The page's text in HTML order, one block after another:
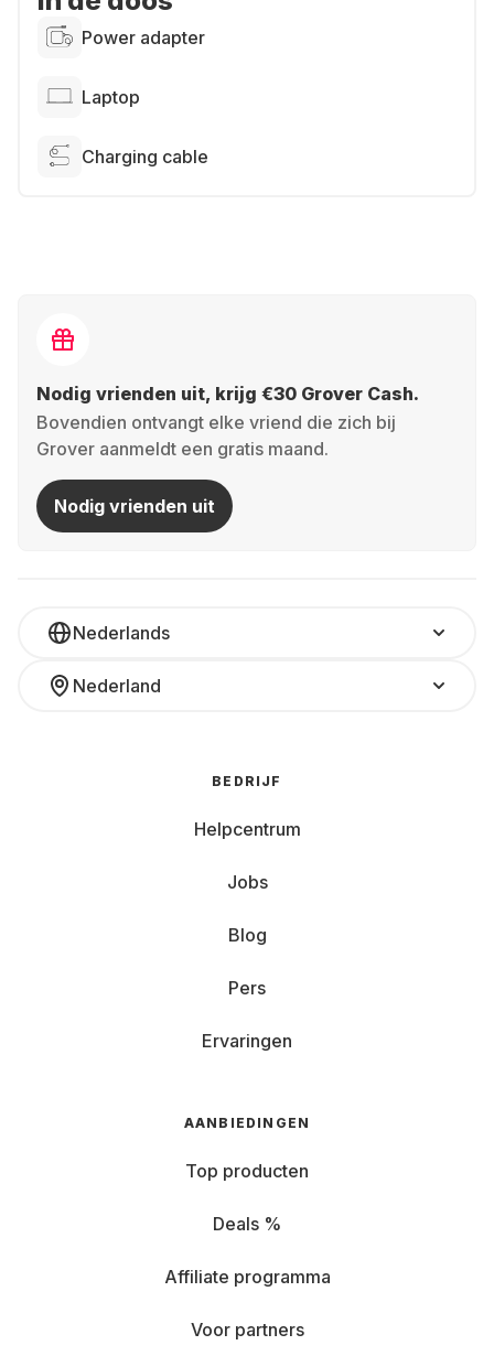
Power adapter
Laptop
Charging cable
Nodig vrienden uit, krijg €30 Grover Cash.
Bovendien ontvangt elke vriend die zich bij
Grover aanmeldt een gratis maand.
Nodig vrienden uit
Nederlands
Nederland
BEDRIJF
Helpcentrum
Jobs
Blog
Pers
Ervaringen
AANBIEDINGEN
Top producten
Deals %
Affiliate programma
Voor partners